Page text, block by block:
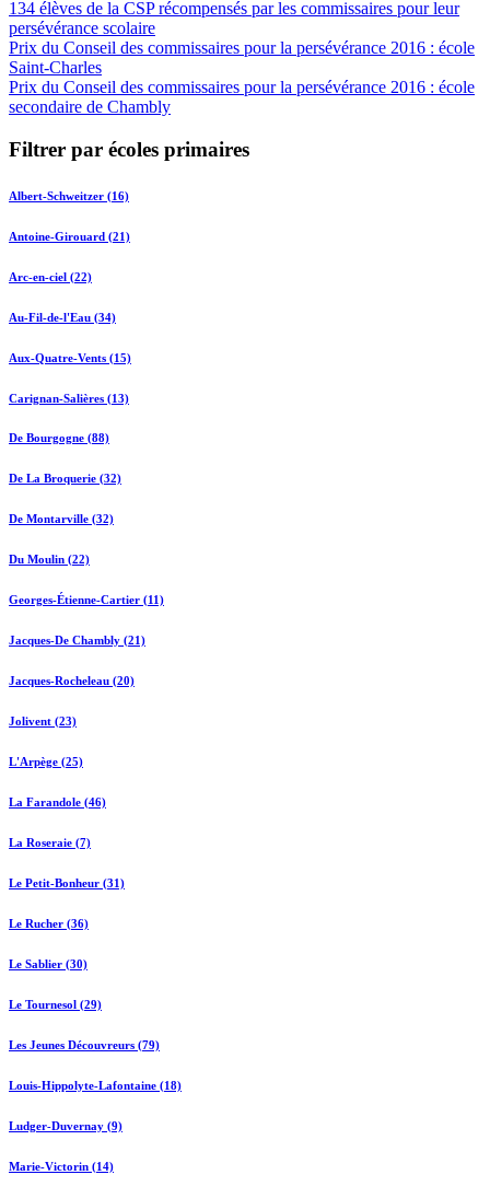
134 élèves de la CSP récompensés par les commissaires pour leur
persévérance scolaire
Prix du Conseil des commissaires pour la persévérance 2016 : école
Saint-Charles
Prix du Conseil des commissaires pour la persévérance 2016 : école
secondaire de Chambly
Filtrer par écoles primaires
Albert-Schweitzer (16)
Antoine-Girouard (21)
Arc-en-ciel (22)
Au-Fil-de-l'Eau (34)
Aux-Quatre-Vents (15)
Carignan-Salières (13)
De Bourgogne (88)
De La Broquerie (32)
De Montarville (32)
Du Moulin (22)
Georges-Étienne-Cartier (11)
Jacques-De Chambly (21)
Jacques-Rocheleau (20)
Jolivent (23)
L'Arpège (25)
La Farandole (46)
La Roseraie (7)
Le Petit-Bonheur (31)
Le Rucher (36)
Le Sablier (30)
Le Tournesol (29)
Les Jeunes Découvreurs (79)
Louis-Hippolyte-Lafontaine (18)
Ludger-Duvernay (9)
Marie-Victorin (14)